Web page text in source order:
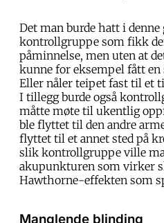
Det man burde hatt i
kontrollgruppe som fikk
påminnelse, men uten at
kunne for eksempel fått
Eller nåler teipet fast til et
I tillegg burde også
måtte møte til ukentlig
ble flyttet til den andre
flyttet til et annet sted på
slik kontrollgruppe ville
akupunkturen som virker
Hawthorne-effekten som
Manglende blinding